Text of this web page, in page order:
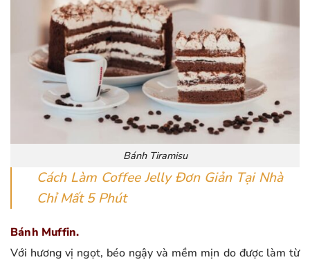
Bánh Tiramisu
Cách Làm Coffee Jelly Đơn Giản Tại Nhà
Chỉ Mất 5 Phút
Bánh Muffin.
Với hương vị ngọt, béo ngậy và mềm mịn do được làm từ